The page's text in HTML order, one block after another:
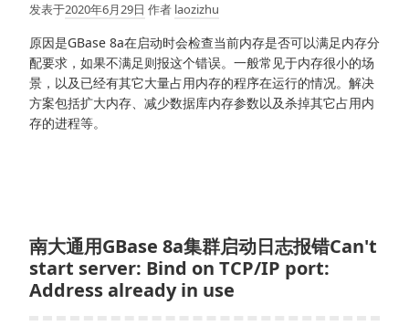
发表于2020年6月29日 作者 laozizhu
原因是GBase 8a在启动时会检查当前内存是否可以满足内存分
配要求，如果不满足则报这个错误。一般常见于内存很小的场
景，以及已经有其它大量占用内存的程序在运行的情况。解决
方案包括扩大内存、减少数据库内存参数以及杀掉其它占用内
存的进程等。
南大通用GBase 8a集群启动日志报错Can't
start server: Bind on TCP/IP port:
Address already in use